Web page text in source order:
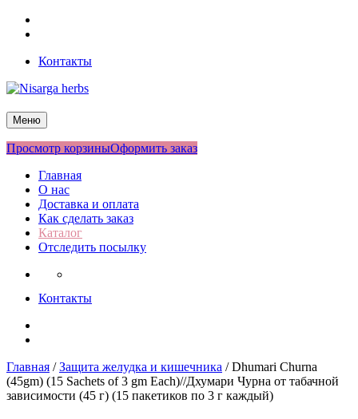
Перейти
Контакты
Nisarga herbs
Меню
Просмотр корзиныОформить заказ
Главная
О нас
Доставка и оплата
Как сделать заказ
Каталог
Отследить посылку
Контакты
Главная /Защита желудка и кишечника / Dhumari Churna
(45gm) (15 Sachets of 3 gm Each)//Дхумари Чурна от табачной
зависимости (45 г) (15 пакетиков по 3 г каждый)